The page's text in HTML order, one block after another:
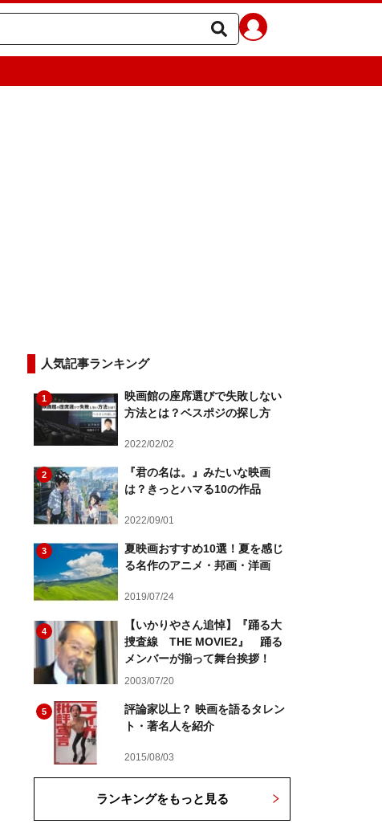
人気記事ランキング
1
映画館の座席選びで失敗しない
方法とは？ベスポジの探し方
2022/02/02
2
『君の名は。』みたいな映画
は？きっとハマる10の作品
2022/09/01
3
夏映画おすすめ10選！夏を感じ
る名作のアニメ・邦画・洋画
2019/07/24
4
【いかりやさん追悼】『踊る大
捜査線 THE MOVIE2』 踊る
メンバーが揃って舞台挨拶！
2003/07/20
5
評論家以上？ 映画を語るタレン
ト・著名人を紹介
2015/08/03
ランキングをもっと見る